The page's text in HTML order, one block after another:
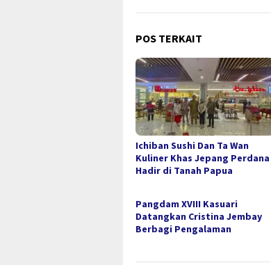
POS TERKAIT
Ichiban Sushi Dan Ta Wan
Kuliner Khas Jepang Perdana
Hadir di Tanah Papua
Pangdam XVIII Kasuari
Datangkan Cristina Jembay
Berbagi Pengalaman